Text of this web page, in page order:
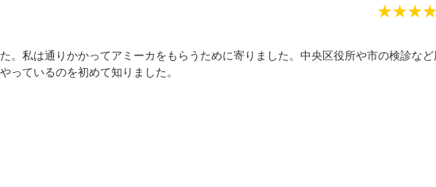
★★★
。私は通りかかってアミーカをもらうために寄りました。中央区役所や市の検診な
っているのを初めて知りました。